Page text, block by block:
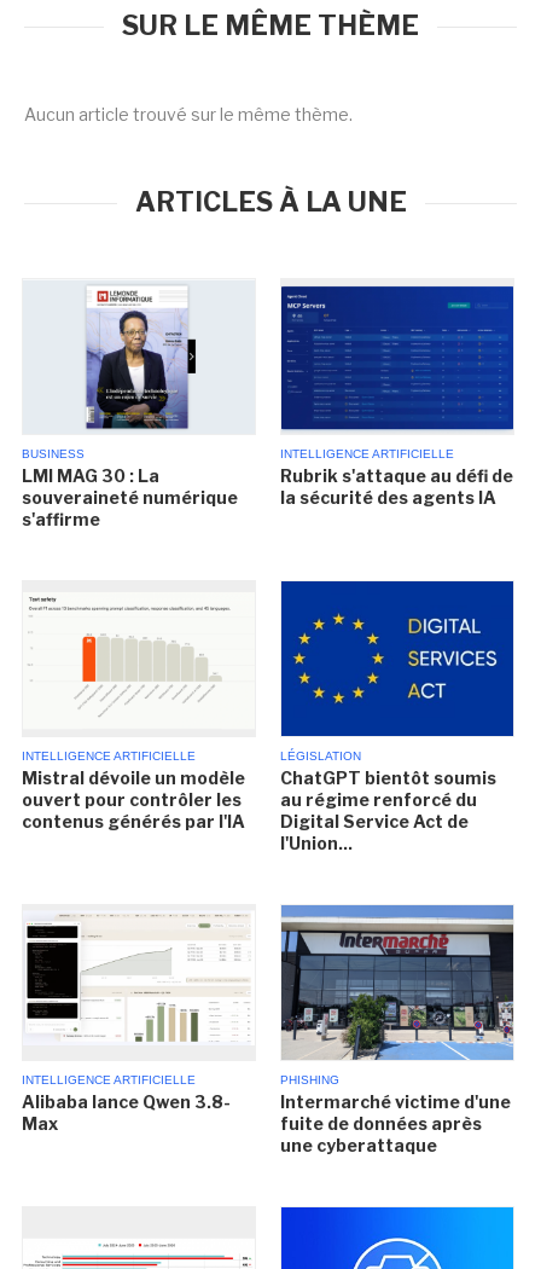
SUR LE MÊME THÈME
Aucun article trouvé sur le même thème.
ARTICLES À LA UNE
BUSINESS
LMI MAG 30 : La
souveraineté numérique
s'affirme
INTELLIGENCE ARTIFICIELLE
Rubrik s'attaque au défi de
la sécurité des agents IA
INTELLIGENCE ARTIFICIELLE
Mistral dévoile un modèle
ouvert pour contrôler les
contenus générés par l'IA
LÉGISLATION
ChatGPT bientôt soumis
au régime renforcé du
Digital Service Act de
l'Union...
INTELLIGENCE ARTIFICIELLE
Alibaba lance Qwen 3.8-
Max
PHISHING
Intermarché victime d'une
fuite de données après
une cyberattaque